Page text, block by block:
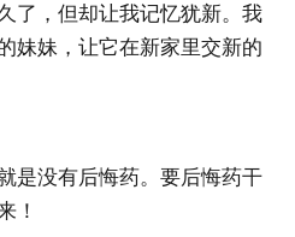
了，但却让我记忆犹新。我
妹妹，让它在新家里交新的
是没有后悔药。要后悔药干
！